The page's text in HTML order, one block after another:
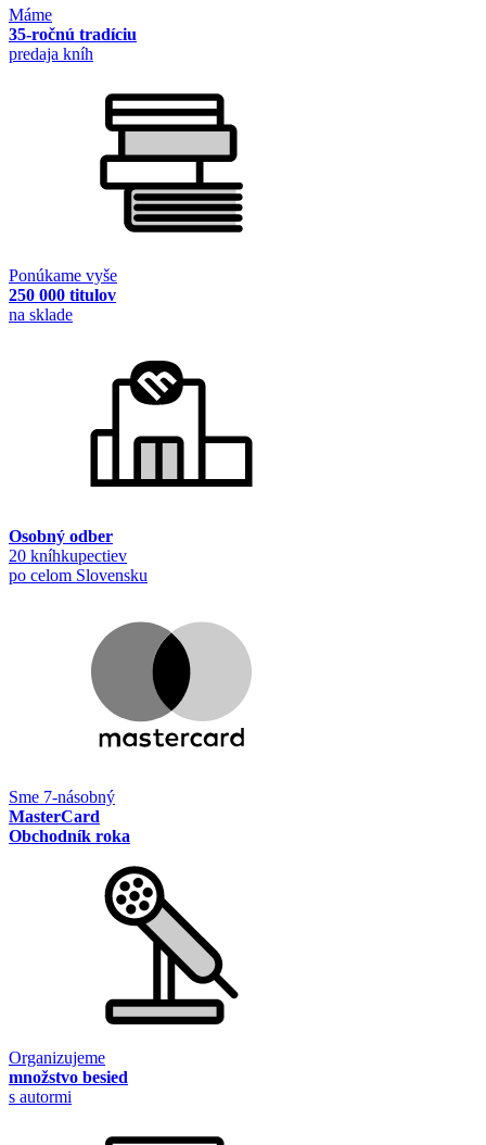
Máme
35-ročnú tradíciu
predaja kníh
Ponúkame vyše
250 000 titulov
na sklade
Osobný odber
20 kníhkupectiev
po celom Slovensku
Sme 7-násobný
MasterCard
Obchodník roka
Organizujeme
množstvo besied
s autormi